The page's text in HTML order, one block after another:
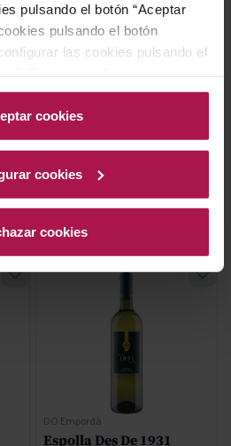
pulsando el botón “Aceptar
pulsando el botón
las cookies pulsando el
de Cookies.Para más
Política de Cookies
cookies
cookies
cookies
DOC Rioja
Gómez Cruzado Blanco 2º
Año
DO Empordà
Espolla Des De 1931